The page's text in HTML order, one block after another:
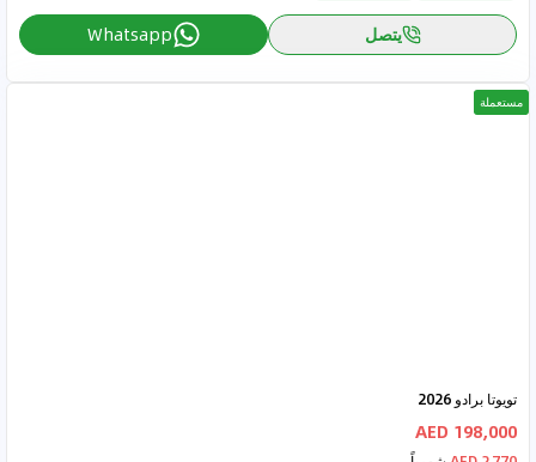
يتصل Whatsapp
مستعملة
تويوتا برادو 2026
198,000 AED